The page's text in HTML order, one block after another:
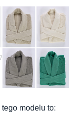
modelu to: